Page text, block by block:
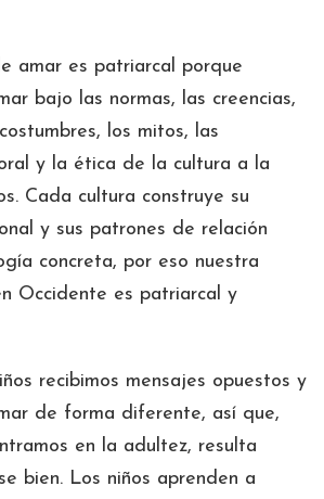
amar es patriarcal porque
bajo las normas, las creencias,
los mitos, las
y la ética de la cultura a la
Cada cultura construye su
y sus patrones de relación
concreta, por eso nuestra
Occidente es patriarcal y
recibimos mensajes opuestos y
de forma diferente, así que,
en la adultez, resulta
bien. Los niños aprenden a